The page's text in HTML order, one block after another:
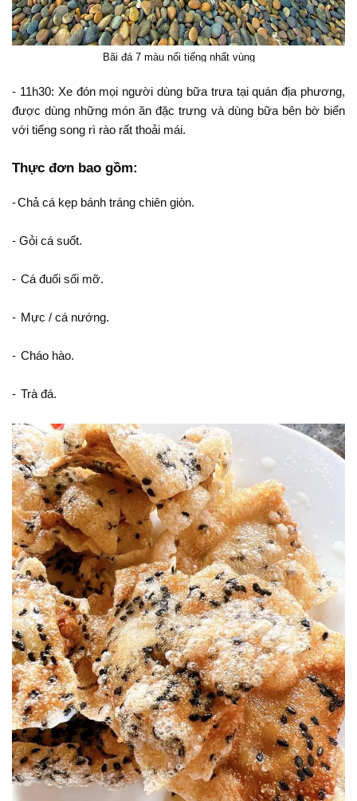
Bãi đá 7 màu nổi tiếng nhất vùng
- 11h30: Xe đón mọi người dùng bữa trưa tại quán địa phương,
được dùng những món ăn đặc trưng và dùng bữa bên bờ biển
với tiếng song rì rào rất thoải mái.
Thực đơn bao gồm:
-Chả cá kẹp bánh tráng chiên giòn.
- Gỏi cá suốt.
- Cá đuối sối mỡ.
- Mực / cá nướng.
- Cháo hào.
- Trà đá.